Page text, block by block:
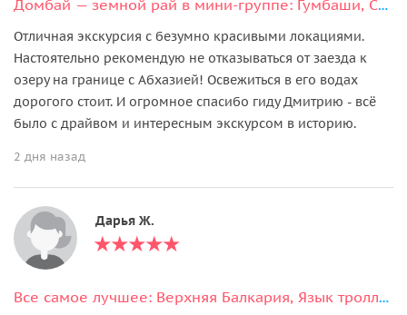
Домбай — земной рай в мини-группе: Гумбаши, Сырные пещеры, Шоанинский храм
Отличная экскурсия с безумно красивыми локациями.
Настоятельно рекомендую не отказываться от заезда к
озеру на границе с Абхазией! Освежиться в его водах
дорогого стоит. И огромное спасибо гиду Дмитрию - всё
было с драйвом и интересным экскурсом в историю.
2 дня назад
Дарья Ж.
Все самое лучшее: Верхняя Балкария, Язык тролля и Голубые озёра